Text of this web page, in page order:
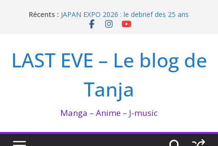
Récents : JAPAN EXPO 2026 : le debrief des 25 ans
Bilan lecture et visionnage de juillet 2026
Enomoto n’est pas un ange
LAST EVE – Le blog de
Tanja
Manga – Anime – J-music